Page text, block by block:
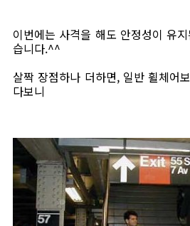
이번에는 사격을 해도 안정성이 유
습니다.^^
살짝 장점하나 더하면, 일반 휠체어
다보니